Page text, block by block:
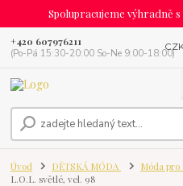
Spolupracujeme výhradně
+420 607976211
(Po-Pá 15:30-20:00 So-Ne 9:00-18:00)
Úvod DĚTSKÁ MÓDA Móda pro
L.O.L. světlé, vel. 98